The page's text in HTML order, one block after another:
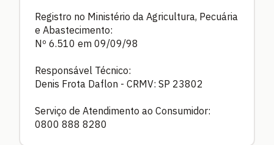
Registro no Ministério da Agricultura, Pecuária
e Abastecimento:
Nº 6.510 em 09/09/98
Responsável Técnico:
Denis Frota Daflon - CRMV: SP 23802
Serviço de Atendimento ao Consumidor:
0800 888 8280